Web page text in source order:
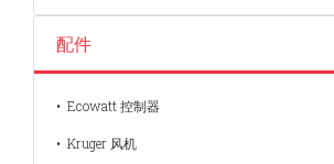
配件
• Ecowatt 控制器
• Kruger 风机